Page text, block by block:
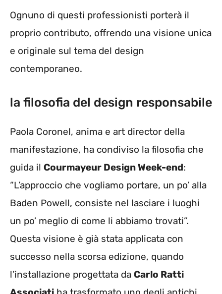
Ognuno di questi professionisti porterà il
proprio contributo, offrendo una visione unica
e originale sul tema del design
contemporaneo.
la filosofia del design responsabile
Paola Coronel, anima e art director della
manifestazione, ha condiviso la filosofia che
guida il Courmayeur Design Week-end:
“L’approccio che vogliamo portare, un po’ alla
Baden Powell, consiste nel lasciare i luoghi
un po’ meglio di come li abbiamo trovati”.
Questa visione è già stata applicata con
successo nella scorsa edizione, quando
l’installazione progettata da Carlo Ratti